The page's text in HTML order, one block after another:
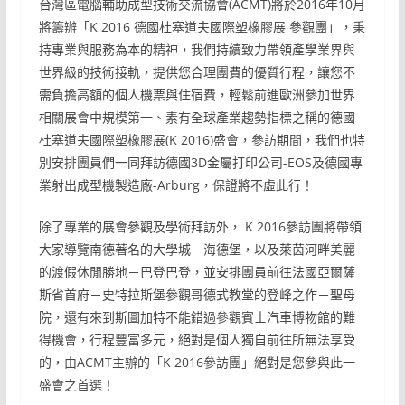
台灣區電腦輔助成型技術交流協會(ACMT)將於2016年10月
將籌辦「K 2016 德國杜塞道夫國際塑橡膠展 參觀團」，秉
持專業與服務為本的精神，我們持續致力帶領產學業界與
世界級的技術接軌，提供您合理團費的優質行程，讓您不
需負擔高額的個人機票與住宿費，輕鬆前進歐洲參加世界
相關展會中規模第一、素有全球產業趨勢指標之稱的德國
杜塞道夫國際塑橡膠展(K 2016)盛會，參訪期間，我們也特
別安排團員們一同拜訪德國3D金屬打印公司-EOS及德國專
業射出成型機製造廠-Arburg，保證將不虛此行！
除了專業的展會參觀及學術拜訪外， K 2016參訪團將帶領
大家導覽南德著名的大學城－海德堡，以及萊茵河畔美麗
的渡假休閒勝地－巴登巴登，並安排團員前往法國亞爾薩
斯省首府－史特拉斯堡參觀哥德式教堂的登峰之作－聖母
院，還有來到斯圖加特不能錯過參觀賓士汽車博物館的難
得機會，行程豐富多元，絕對是個人獨自前往所無法享受
的，由ACMT主辦的「K 2016參訪團」絕對是您參與此一
盛會之首選！